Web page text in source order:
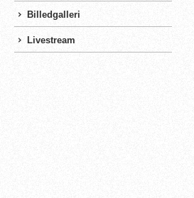
Billedgalleri
Livestream